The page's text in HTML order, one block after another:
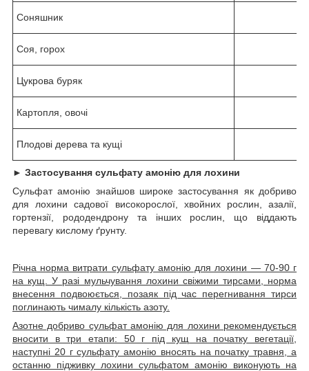
Соняшник
Соя, горох
Цукрова буряк
Картопля, овочі
Плодові дерева та кущі
► Застосування сульфату амонію для лохини
Сульфат амонію знайшов широке застосування як добриво
для лохини садової високорослої, хвойних рослин, азалії,
гортензії, рододендрону та інших рослин, що віддають
перевагу кислому ґрунту.
Річна норма витрати сульфату амонію для лохини — 70-90 г
на кущ. У разі мульчування лохини свіжими тирсами, норма
внесення подвоюється, позаяк під час перегнивання тирси
поглинають чималу кількість азоту.
Азотне добриво сульфат амонію для лохини рекомендується
вносити в три етапи: 50 г під кущ на початку вегетації,
наступні 20 г сульфату амонію вносять на початку травня, а
останню підживку лохини сульфатом амонію виконують на